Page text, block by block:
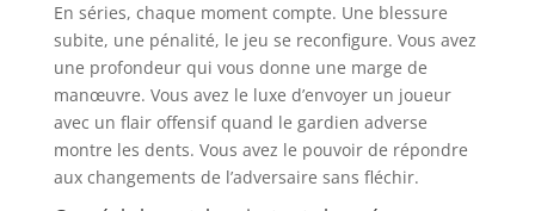
En séries, chaque moment compte. Une blessure
subite, une pénalité, le jeu se reconfigure. Vous avez
une profondeur qui vous donne une marge de
manœuvre. Vous avez le luxe d’envoyer un joueur
avec un flair offensif quand le gardien adverse
montre les dents. Vous avez le pouvoir de répondre
aux changements de l’adversaire sans fléchir.